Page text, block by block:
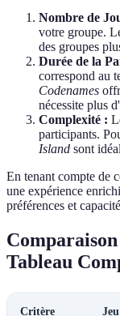
Nombre de
votre groupe.
des groupes
Durée de la
correspond au
Codenames
nécessite plus
Complexité :
participants.
Island sont
En tenant compte de
une expérience
préférences et
Tableau
Critère